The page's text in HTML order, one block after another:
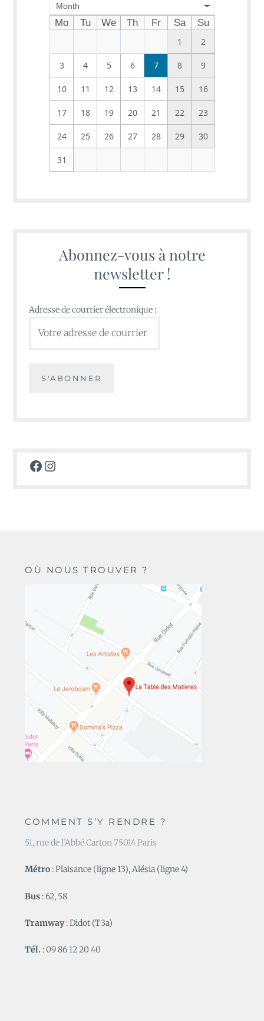
Month
Mo Tu We Th Fr Sa
Su
1
2
3 4 5 6 7 8 9
10 11 12 13 14 15 16
17 18 19 20 21 22 23
24 25 26 27 28 29 30
31
Abonnez-vous à notre
newsletter !
Adresse de courrier électronique :
Facebook
Instagram
OÙ NOUS TROUVER ?
COMMENT S’Y RENDRE ?
51, rue de l’Abbé Carton 75014 Paris
Métro : Plaisance (ligne 13), Alésia (ligne 4)
Bus : 62, 58
Tramway: Didot (T3a)
Tél. : 09 86 12 20 40